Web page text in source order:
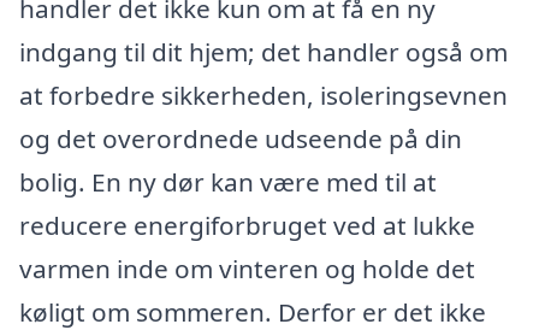
handler det ikke kun om at få en ny
indgang til dit hjem; det handler også om
at forbedre sikkerheden, isoleringsevnen
og det overordnede udseende på din
bolig. En ny dør kan være med til at
reducere energiforbruget ved at lukke
varmen inde om vinteren og holde det
køligt om sommeren. Derfor er det ikke